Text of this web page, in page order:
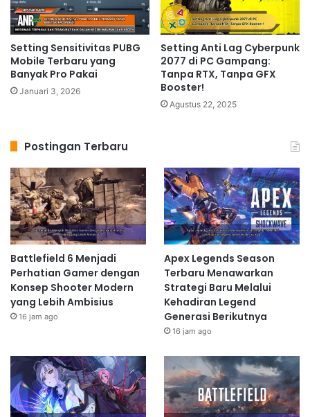
Setting Sensitivitas PUBG
Mobile Terbaru yang
Banyak Pro Pakai
Januari 3, 2026
Setting Anti Lag Cyberpunk
2077 di PC Gampang:
Tanpa RTX, Tanpa GFX
Booster!
Agustus 22, 2025
Postingan Terbaru
Battlefield 6 Menjadi
Perhatian Gamer dengan
Konsep Shooter Modern
yang Lebih Ambisius
16 jam ago
Apex Legends Season
Terbaru Menawarkan
Strategi Baru Melalui
Kehadiran Legend
Generasi Berikutnya
16 jam ago